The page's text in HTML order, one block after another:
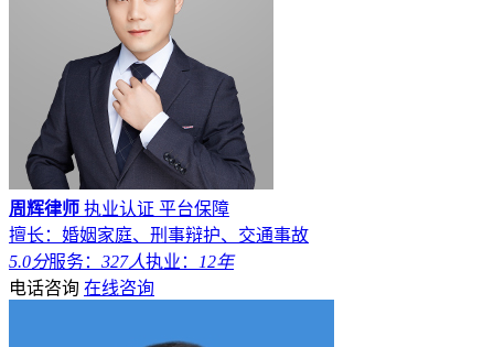
周辉律师 执业认证 平台保障
擅长：婚姻家庭、刑事辩护、交通事故
5.0分服务： 327人执业：
12年
电话咨询 在线咨询